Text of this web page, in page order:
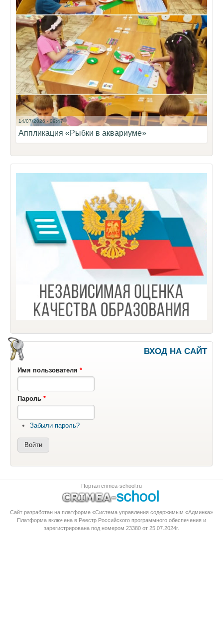
14/07/2026 - 09:47
Аппликация «Рыбки в аквариуме»
ВХОД НА САЙТ
Имя пользователя *
Пароль *
Забыли пароль?
Портал crimea-school.ru
Сайт разработан на платформе «Система управления содержимым «Админка»
Платформа включена в Реестр Российского программного обеспечения и
зарегистрирована под номером 23380 от 25.07.2024г.